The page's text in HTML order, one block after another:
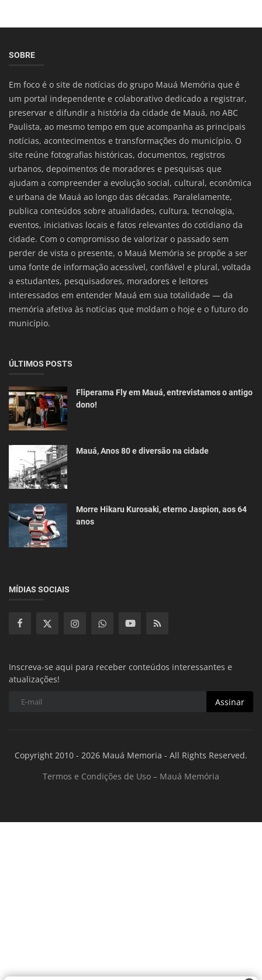
SOBRE
Em foco é o site de notícias do grupo Mauá Memória que é
um portal independente e colaborativo dedicado a registrar,
preservar e difundir a história da cidade de Mauá, no ABC
Paulista, ao mesmo tempo em que acompanha as principais
notícias, acontecimentos e transformações do município. O
site reúne fotografias históricas, documentos, registros
urbanos, depoimentos de moradores e pesquisas que
ajudam a compreender a evolução social, cultural, econômica
e urbana de Mauá ao longo das décadas. Paralelamente,
publica conteúdos sobre atualidades, cultura, tecnologia,
eventos, iniciativas locais e fatos relevantes do cotidiano da
cidade. Com o compromisso de valorizar o passado sem
perder de vista o presente, o Mauá Memória se propõe a ser
uma fonte de informação acessível, confiável e plural, voltada
a estudantes, pesquisadores, moradores e leitores
interessados em entender Mauá em sua totalidade — da
memória afetiva às notícias que moldam o hoje e o futuro do
município.
ÚLTIMOS POSTS
Fliperama Fly em Mauá, entrevistamos o antigo
dono!
Mauá, Anos 80 e diversão na cidade
Morre Hikaru Kurosaki, eterno Jaspion, aos 64
anos
MÍDIAS SOCIAIS
Inscreva-se aqui para receber conteúdos interessantes e
atualizações!
Assinar
Copyright 2010 - 2026 Mauá Memoria - All Rights Reserved.
Termos e Condições de Uso – Mauá Memória